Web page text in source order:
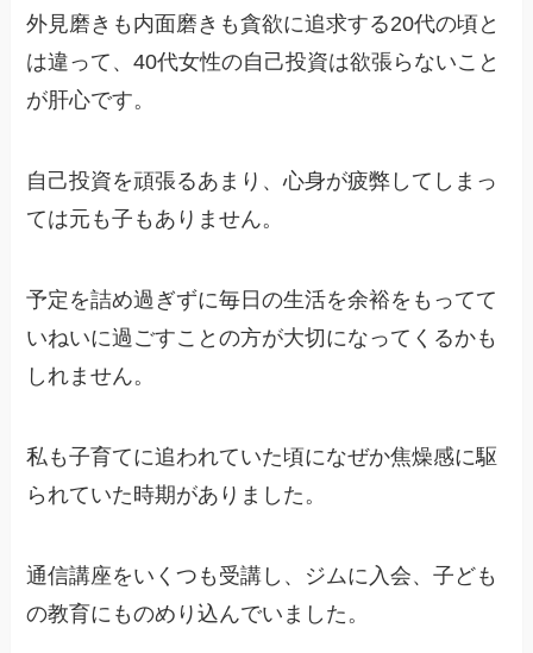
外見磨きも内面磨きも貪欲に追求する20代の頃と
は違って、40代女性の自己投資は欲張らないこと
が肝心です。
自己投資を頑張るあまり、心身が疲弊してしまっ
ては元も子もありません。
予定を詰め過ぎずに毎日の生活を余裕をもってて
いねいに過ごすことの方が大切になってくるかも
しれません。
私も子育てに追われていた頃になぜか焦燥感に駆
られていた時期がありました。
通信講座をいくつも受講し、ジムに入会、子ども
の教育にものめり込んでいました。